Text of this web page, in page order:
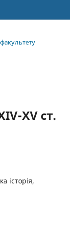
XV ст.
історія,